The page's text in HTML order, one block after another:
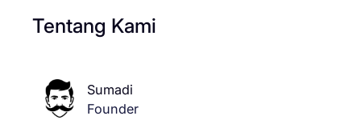
Tentang Kami
Sumadi
Founder